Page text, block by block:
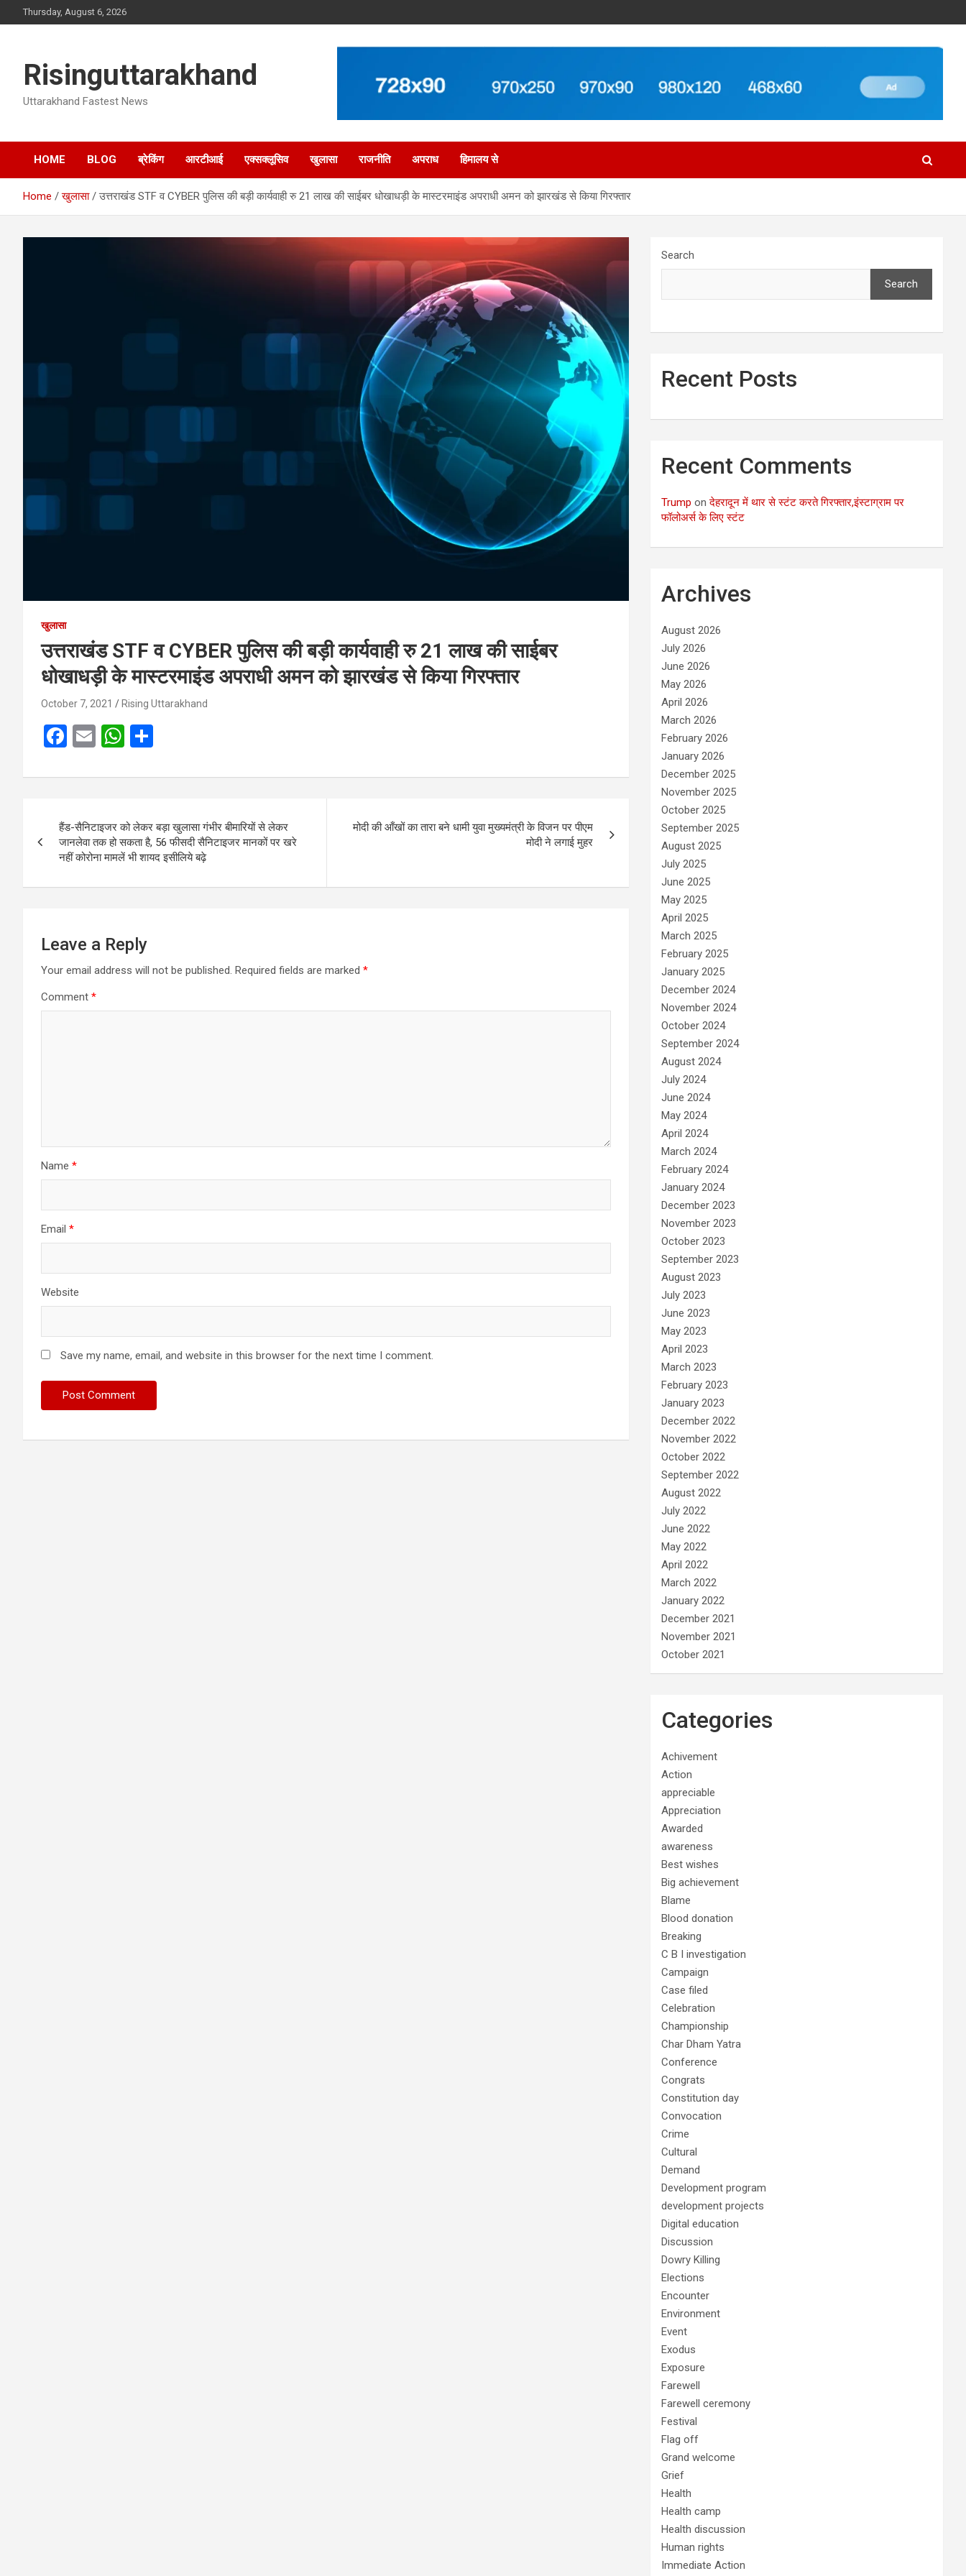
to
Thursday, August 6, 2026
Risinguttarakhand
Uttarakhand Fastest News
HOME BLOG ब्रेकिंग आरटीआई एक्सक्लूसिव खुलासा राजनीति अपराध हिमालय से
Home खुलासा उत्तराखंड STF व CYBER पुलिस की बड़ी कार्यवाही रु 21 लाख की साईबर धोखाधड़ी के मास्टरमाइंड अपराधी अमन को झारखंड से किया गिरफ्तार
खुलासा
उत्तराखंड STF व CYBER पुलिस की बड़ी कार्यवाही रु 21 लाख की साईबर
धोखाधड़ी के मास्टरमाइंड अपराधी अमन को झारखंड से किया गिरफ्तार
October 7, 2021 Rising Uttarakhand
F
ce
o
o
E
ail
W
at
A
p
ar
navigation
हैंड-सैनिटाइजर को लेकर बड़ा खुलासा गंभीर बीमारियों से लेकर
जानलेवा तक हो सकता है, 56 फीसदी सैनिटाइजर मानकों पर खरे
नहीं कोरोना मामलें भी शायद इसीलिये बढ़े
मोदी की आँखों का तारा बने धामी युवा मुख्यमंत्री के विजन पर पीएम
मोदी ने लगाई मुहर
Leave a Reply
Your email address will not be published. Required fields are marked *
Comment *
Name *
Email *
Website
Save my name, email, and website in this browser for the next time I comment.
Search
Search
Recent Posts
Recent Comments
Trump onदेहरादून में थार से स्टंट करते गिरफ्तार,इंस्टाग्राम पर
फॉलोअर्स के लिए स्टंट
Archives
August 2026
July 2026
June 2026
May 2026
April 2026
March 2026
February 2026
January 2026
December 2025
November 2025
October 2025
September 2025
August 2025
July 2025
June 2025
May 2025
April 2025
March 2025
February 2025
January 2025
December 2024
November 2024
October 2024
September 2024
August 2024
July 2024
June 2024
May 2024
April 2024
March 2024
February 2024
January 2024
December 2023
November 2023
October 2023
September 2023
August 2023
July 2023
June 2023
May 2023
April 2023
March 2023
February 2023
January 2023
December 2022
November 2022
October 2022
September 2022
August 2022
July 2022
June 2022
May 2022
April 2022
March 2022
January 2022
December 2021
November 2021
October 2021
Categories
Achivement
Action
appreciable
Appreciation
Awarded
awareness
Best wishes
Big achievement
Blame
Blood donation
Breaking
C B I investigation
Campaign
Case filed
Celebration
Championship
Char Dham Yatra
Conference
Congrats
Constitution day
Convocation
Crime
Cultural
Demand
Development program
development projects
Digital education
Discussion
Dowry Killing
Elections
Encounter
Environment
Event
Exodus
Exposure
Farewell
Farewell ceremony
Festival
Flag off
Grand welcome
Grief
Health
Health camp
Health discussion
Human rights
Immediate Action